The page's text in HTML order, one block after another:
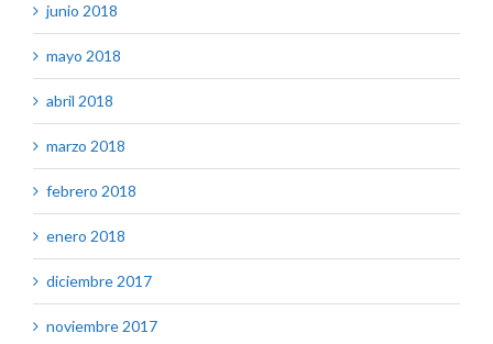
junio 2018
mayo 2018
abril 2018
marzo 2018
febrero 2018
enero 2018
diciembre 2017
noviembre 2017